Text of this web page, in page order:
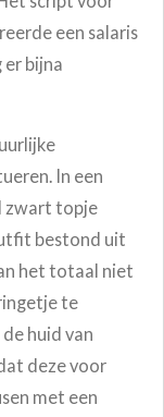
een salaris
er bijna
In een
zwart topje
bestond uit
het totaal niet
te
huid van
deze voor
met een